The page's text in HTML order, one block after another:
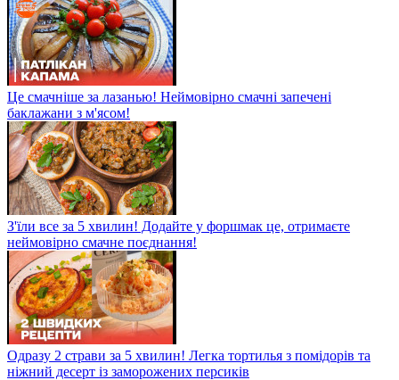
Це смачніше за лазанью! Неймовірно смачні запечені
баклажани з м'ясом!
З'їли все за 5 хвилин! Додайте у форшмак це, отримаєте
неймовірно смачне поєднання!
Одразу 2 страви за 5 хвилин! Легка тортилья з помідорів та
ніжний десерт із заморожених персиків